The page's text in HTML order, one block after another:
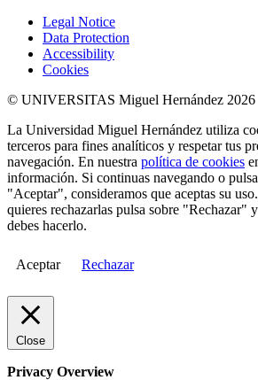
Legal Notice
Data Protection
Accessibility
Cookies
© UNIVERSITAS Miguel Hernández 2026
La Universidad Miguel Hernández utiliza
terceros para fines analíticos y respetar tus
navegación. En nuestra política de cookies
información. Si continuas navegando o
"Aceptar", consideramos que aceptas su
quieres rechazarlas pulsa sobre "Rechazar"
debes hacerlo.
Aceptar Rechazar
Close
Privacy Overview